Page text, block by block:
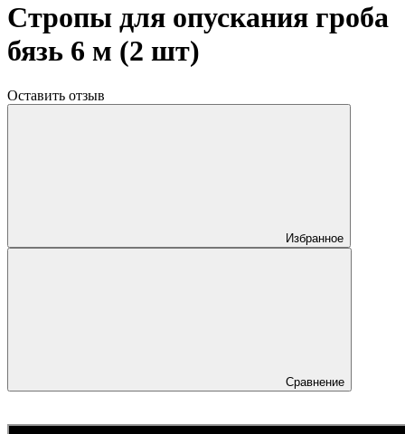
Стропы для опускания гроба
бязь 6 м (2 шт)
Оставить отзыв
Избранное
Сравнение